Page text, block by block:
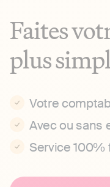
Faites
plus
Votre
Avec ou sans
Service 100%